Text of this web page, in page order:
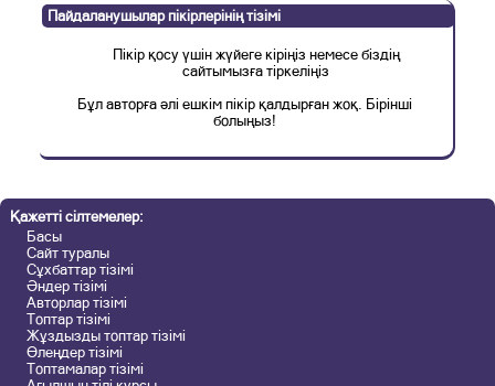
Пайдаланушылар пікірлерінің тізімі
Пікір қосу үшін жүйеге кіріңіз немесе біздің
сайтымызға тіркеліңіз
Бұл авторға әлі ешкім пікір қалдырған жоқ. Бірінші
болыңыз!
Қажетті сілтемелер:
Басы
Сайт туралы
Сұхбаттар тізімі
Әндер тізімі
Авторлар тізімі
Топтар тізімі
Жұздызды топтар тізімі
Өлеңдер тізімі
Топтамалар тізімі